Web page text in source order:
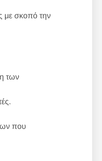
με σκοπό την
των
που